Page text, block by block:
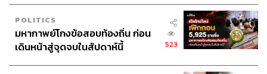
POLITICS
มหากาพย์โกงข้อสอบท้องถิ่น ก่อน
เดินหน้าสู่จุดจบในสัปดาห์นี้
523